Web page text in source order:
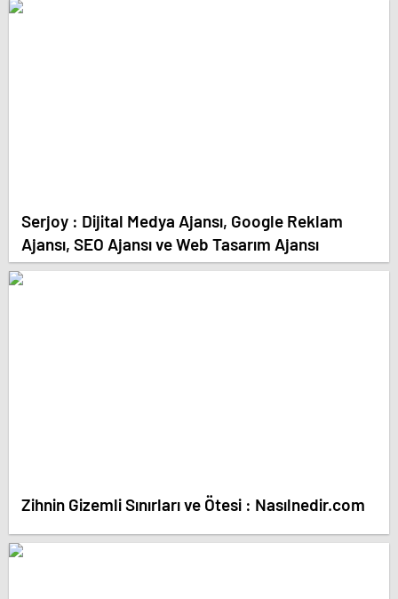
Serjoy : Dijital Medya Ajansı, Google Reklam
Ajansı, SEO Ajansı ve Web Tasarım Ajansı
Zihnin Gizemli Sınırları ve Ötesi : Nasılnedir.com